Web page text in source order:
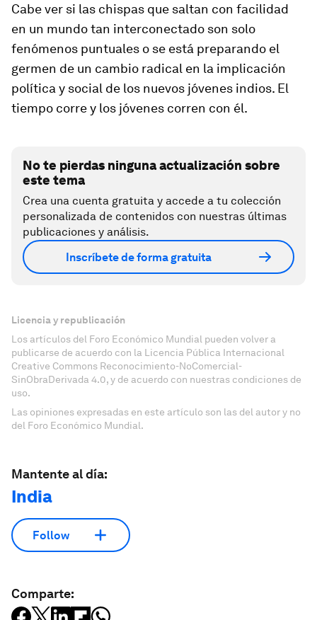
Cabe ver si las chispas que saltan con facilidad
en un mundo tan interconectado son solo
fenómenos puntuales o se está preparando el
germen de un cambio radical en la implicación
política y social de los nuevos jóvenes indios. El
tiempo corre y los jóvenes corren con él.
No te pierdas ninguna actualización sobre
este tema
Crea una cuenta gratuita y accede a tu colección
personalizada de contenidos con nuestras últimas
publicaciones y análisis.
Inscríbete de forma gratuita
Licencia y republicación
Los artículos del Foro Económico Mundial pueden volver a
publicarse de acuerdo con la Licencia Pública Internacional
Creative Commons Reconocimiento-NoComercial-
SinObraDerivada 4.0, y de acuerdo con nuestras condiciones de
uso.
Las opiniones expresadas en este artículo son las del autor y no
del Foro Económico Mundial.
Mantente al día:
India
Follow
Comparte: